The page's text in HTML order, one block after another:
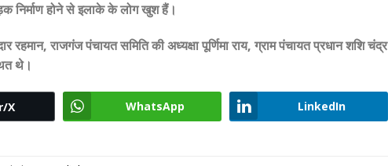
निर्माण होने से इलाके के लोग खुश हैं।
राजगंज पंचायत समिति की अध्यक्षा पूर्णिमा राय, ग्राम पंचायत प्रधान शशि चंद्र
थे।
X WhatsApp LinkedIn